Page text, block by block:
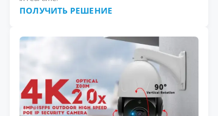
ПОЛУЧИТЬ РЕШЕНИЕ